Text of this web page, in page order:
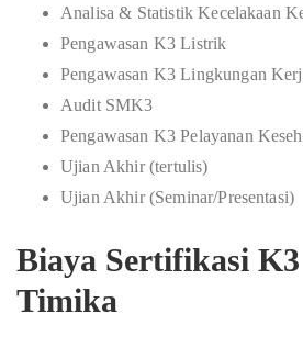
Analisa & Statistik Kecelakaan
Pengawasan K3 Listrik
Pengawasan K3 Lingkungan
Audit SMK3
Pengawasan K3 Pelayanan
Ujian Akhir (tertulis)
Ujian Akhir (Seminar/Presentasi)
Biaya Sertifikasi
Timika